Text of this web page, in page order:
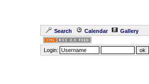
Search Calendar Gallery
Login: